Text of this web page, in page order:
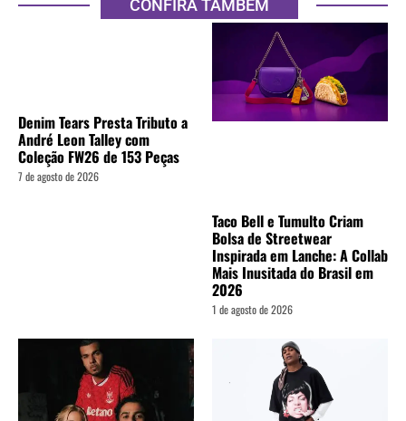
CONFIRA TAMBÉM
Denim Tears Presta Tributo a
André Leon Talley com
Coleção FW26 de 153 Peças
7 de agosto de 2026
Taco Bell e Tumulto Criam
Bolsa de Streetwear
Inspirada em Lanche: A Collab
Mais Inusitada do Brasil em
2026
1 de agosto de 2026